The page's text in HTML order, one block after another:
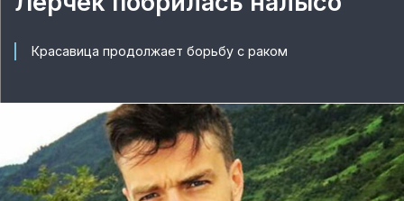
Красавица продолжает борьбу с раком